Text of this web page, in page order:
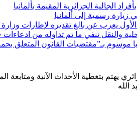
الجالية الجزائرية المقيمة بألمانيا
رسمية إلى ألمانيا
يعرب عن بالغ تقديره لإطارات
والنقل تنفي ما تم تداوله من
موسوم بـ”مقتضيات القانون المتعلق
يهتم بتغطية الأحداث الآنية
الله